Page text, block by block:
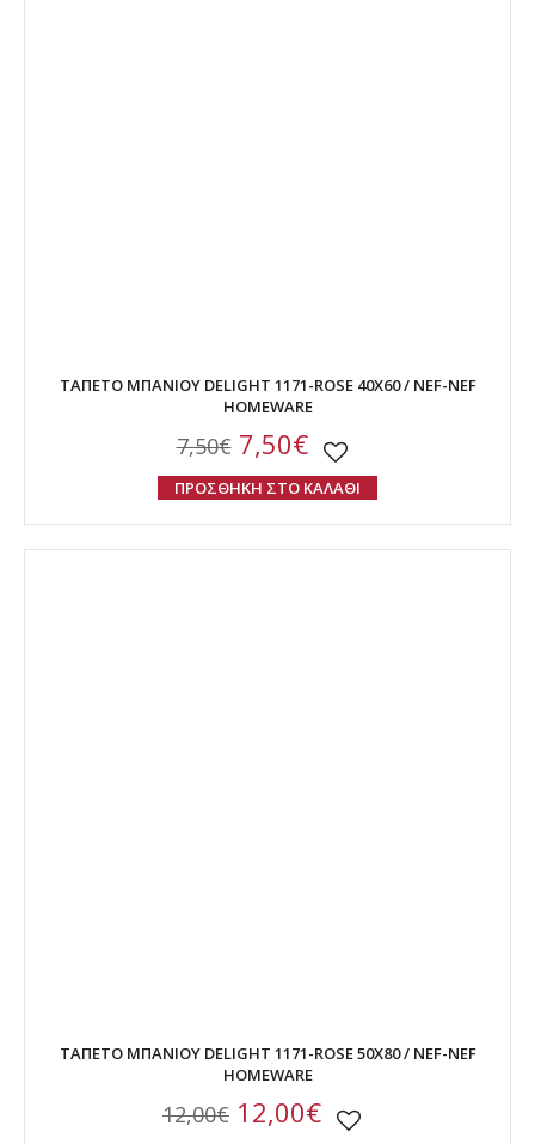
ΤΑΠΕΤΟ ΜΠΑΝΙΟΥ DELIGHT 1171-ROSE 40X60 / NEF-NEF
HOMEWARE
7,50€7,50€
ΠΡΟΣΘΗΚΗ ΣΤΟ ΚΑΛΑΘΙ
ΤΑΠΕΤΟ ΜΠΑΝΙΟΥ DELIGHT 1171-ROSE 50X80 / NEF-NEF
HOMEWARE
12,00€ 12,00€